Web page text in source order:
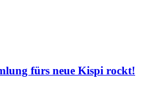
fürs neue Kispi rockt!